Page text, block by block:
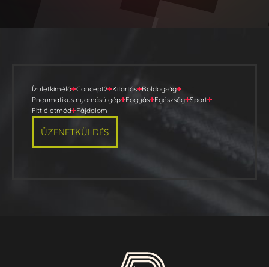
Ízületkímélő Concept2 Kitartás Boldogság
Pneumatikus nyomású gép Fogyás Egészség Sport
Fitt életmód Fájdalom
ÜZENETKÜLDÉS